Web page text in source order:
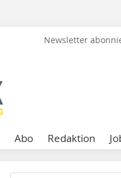
Newsletter
Abo Redaktion